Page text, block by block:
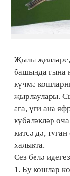
Җылы җилләре,
башында гына
күчмә
җырлаулары.
ага, үги ана
күбәләкләр
китсә дә,
халыкта.
Сез белә
1. Бу кошлар